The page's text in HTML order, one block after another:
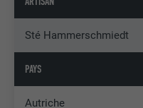
Sté Hammerschmiedt
PAYS
Autriche